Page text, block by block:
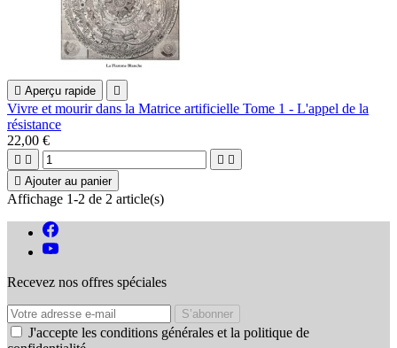
 Aperçu rapide 
Vivre et mourir dans la Matrice artificielle Tome 1 - L'appel de la
résistance
22,00 €
   
 Ajouter au panier
Affichage 1-2 de 2 article(s)
Recevez nos offres spéciales
J'accepte les conditions générales et la politique de